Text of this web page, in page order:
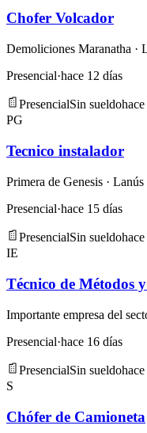
Chofer Volcador
Demoliciones Maranatha ·
Presencial·hace 12 días
PresencialSin sueldo
PG
Tecnico instalador
Primera de Genesis · Lanús
Presencial·hace 15 días
PresencialSin sueldo
IE
Técnico de Métodos
Importante empresa del
Presencial·hace 16 días
PresencialSin sueldo
S
Chófer de Camioneta